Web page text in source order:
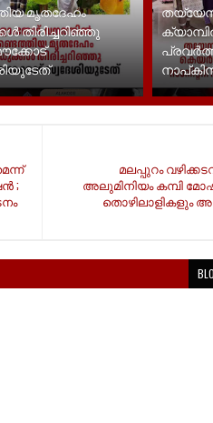
മൃതദേഹം
തിരിച്ചറിഞ്ഞു
മലപ്പുറം
അലുമിനിയം കമ്പി
തൊഴിലാളികളും
;